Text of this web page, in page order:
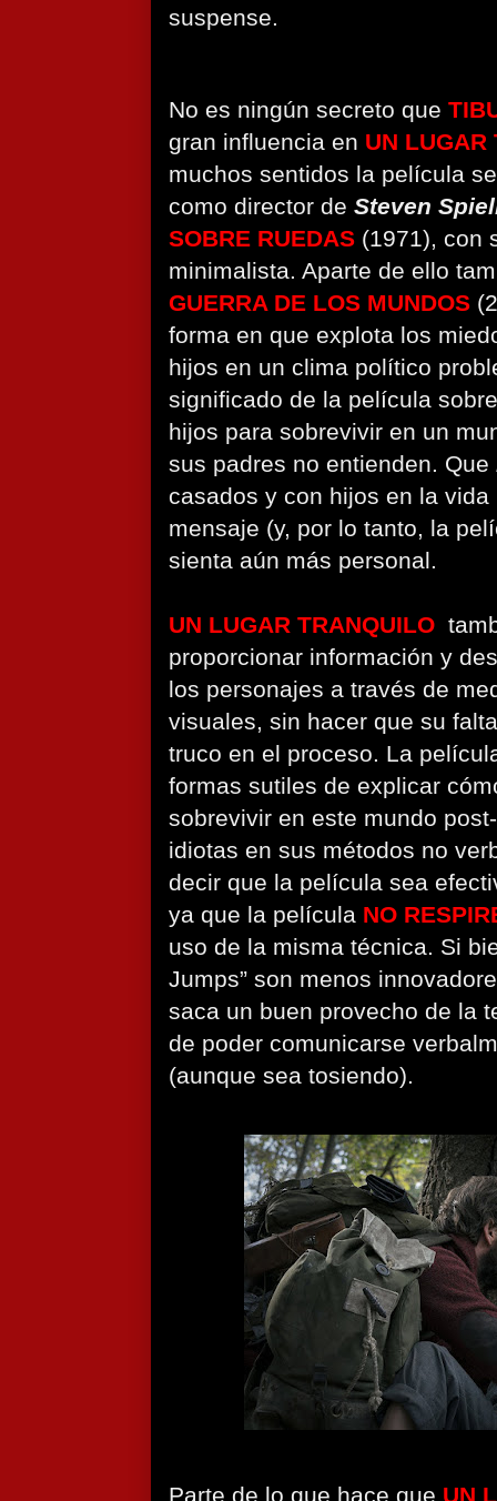
suspense.
No es ningún secreto que
gran influencia en UN LUGAR
muchos sentidos la película
como director de Steven
SOBRE RUEDAS (1971), con
minimalista. Aparte de ello
GUERRA DE LOS MUNDOS
forma en que explota los
hijos en un clima político
significado de la película
hijos para sobrevivir en un
sus padres no entienden. Que
casados ​​y con hijos en la
mensaje (y, por lo tanto, la
sienta aún más personal.
UN LUGAR TRANQUILO
proporcionar información y
los personajes a través de
visuales, sin hacer que su
truco en el proceso. La
formas sutiles de explicar
sobrevivir en este mundo
idiotas en sus métodos no
decir que la película sea
ya que la película NO
uso de la misma técnica. Si
Jumps” son menos
saca un buen provecho de la
de poder comunicarse
(aunque sea tosiendo).
Parte de lo que hace que UN